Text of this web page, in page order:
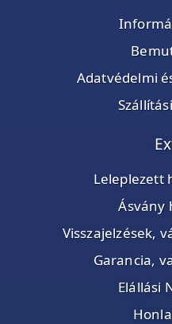
Adatvédelmi
Leleplezett
Ásvány
Visszajelzések,
Garancia,
Elállási